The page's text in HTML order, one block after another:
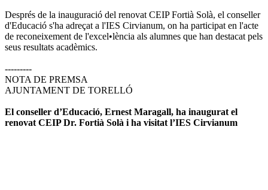
Després de la inauguració del renovat CEIP Fortià Solà, el conseller
d'Educació s'ha adreçat a l'IES Cirvianum, on ha participat en l'acte
de reconeixement de l'excel•lència als alumnes que han destacat pels
seus resultats acadèmics.
---------
NOTA DE PREMSA
AJUNTAMENT DE TORELLÓ
El conseller d’Educació, Ernest Maragall, ha inaugurat el
renovat CEIP Dr. Fortià Solà i ha visitat l’IES Cirvianum